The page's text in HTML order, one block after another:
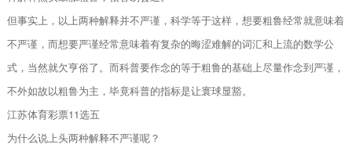
但事实上，以上两种解释并不严谨，科学等于这样，想要粗鲁经常就意味着
不严谨，而想要严谨经常意味着有复杂的晦涩难解的词汇和上流的数学公
式，当然就欠亨俗了。而科普要作念的等于粗鲁的基础上尽量作念到严谨，
不外如故以粗鲁为主，毕竟科普的指标是让寰球显豁。
江苏体育彩票11选五
为什么说上头两种解释不严谨呢？